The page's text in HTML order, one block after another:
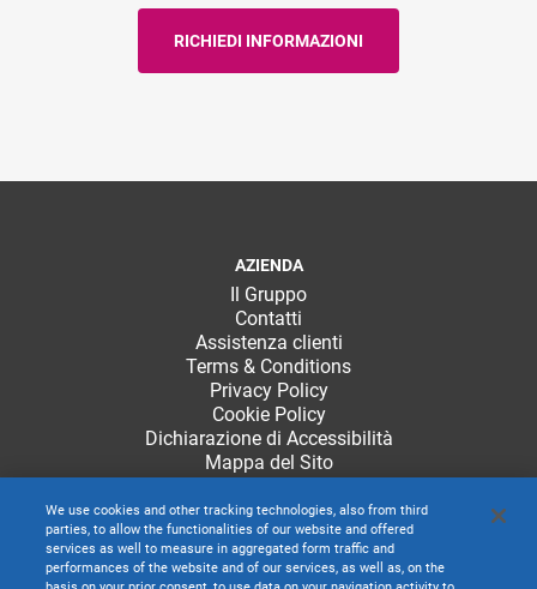
AZIENDA
Il Gruppo
Contatti
Assistenza clienti
Terms & Conditions
Privacy Policy
Cookie Policy
Dichiarazione di Accessibilità
Mappa del Sito
We use cookies and other tracking technologies, also from third
parties, to allow the functionalities of our website and offered
services as well to measure in aggregated form traffic and
performances of the website and of our services, as well as, on the